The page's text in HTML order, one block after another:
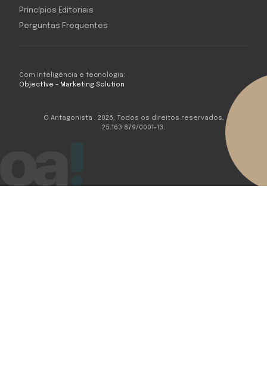
Com inteligência e tecnologia:
Object1ve - Marketing Solution
Princípios Editoriais
Perguntas Frequentes
O Antagonista , 2026, Todos os direitos reservados,
25.163.879/0001-13.